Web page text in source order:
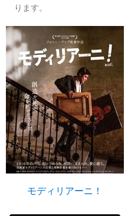
ります。
モディリアーニ！